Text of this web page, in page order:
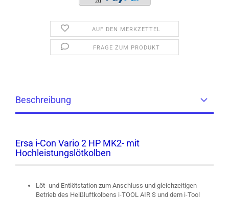
AUF DEN MERKZETTEL
FRAGE ZUM PRODUKT
Beschreibung
Ersa i-Con Vario 2 HP MK2- mit
Hochleistungslötkolben
Löt- und Entlötstation zum Anschluss und gleichzeitigen
Betrieb des Heißluftkolbens i-TOOL AIR S und dem i-Tool